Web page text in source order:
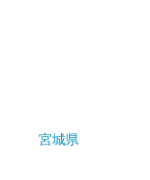
宮城県